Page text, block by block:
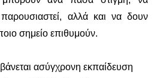
αλλά και να δουν
σημείο επιθυμούν.
ασύγχρονη εκπαίδευση